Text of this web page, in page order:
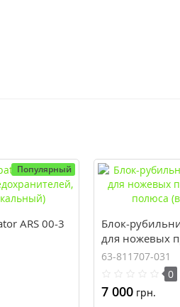
Популярный
ARS 00-3
Блок-
для ножевых
полюса
63-811707-031
0
7 000 грн.